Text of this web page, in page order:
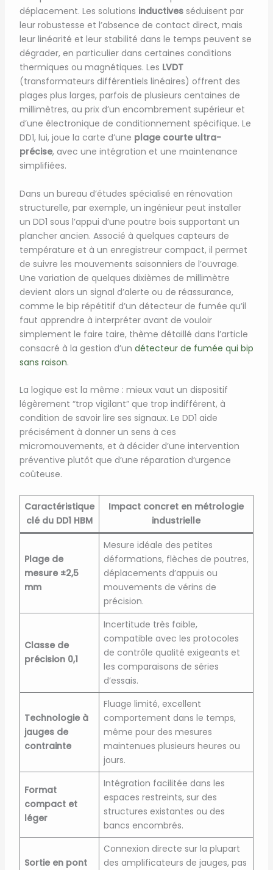
déplacement. Les solutions inductivesséduisent par
leur robustesse et l’absence de contact direct, mais
leur linéarité et leur stabilité dans le temps peuvent se
dégrader, en particulier dans certaines conditions
thermiques ou magnétiques. Les LVDT
(transformateurs différentiels linéaires) offrent des
plages plus larges, parfois de plusieurs centaines de
millimètres, au prix d’un encombrement supérieur et
d’une électronique de conditionnement spécifique. Le
DD1, lui, joue la carte d’une plage courte ultra-
précise, avec une intégration et une maintenance
simplifiées.
Dans un bureau d’études spécialisé en rénovation
structurelle, par exemple, un ingénieur peut installer
un DD1 sous l’appui d’une poutre bois supportant un
plancher ancien. Associé à quelques capteurs de
température et à un enregistreur compact, il permet
de suivre les mouvements saisonniers de l’ouvrage.
Une variation de quelques dixièmes de millimètre
devient alors un signal d’alerte ou de réassurance,
comme le bip répétitif d’un détecteur de fumée qu’il
faut apprendre à interpréter avant de vouloir
simplement le faire taire, thème détaillé dans l’article
consacré à la gestion d’un détecteur de fumée qui bip
sans raison.
La logique est la même : mieux vaut un dispositif
légèrement “trop vigilant” que trop indifférent, à
condition de savoir lire ses signaux. Le DD1 aide
précisément à donner un sens à ces
micromouvements, et à décider d’une intervention
préventive plutôt que d’une réparation d’urgence
coûteuse.
Caractéristique
clé du DD1 HBM
Impact concret en métrologie
industrielle
Plage de
mesure ±2,5
mm
Mesure idéale des petites
déformations, flèches de poutres,
déplacements d’appuis ou
mouvements de vérins de
précision.
Classe de
précision 0,1
Incertitude très faible,
compatible avec les protocoles
de contrôle qualité exigeants et
les comparaisons de séries
d’essais.
Technologie à
jauges de
contrainte
Fluage limité, excellent
comportement dans le temps,
même pour des mesures
maintenues plusieurs heures ou
jours.
Format
compact et
léger
Intégration facilitée dans les
espaces restreints, sur des
structures existantes ou des
bancs encombrés.
Sortie en pont
Connexion directe sur la plupart
des amplificateurs de jauges, pas